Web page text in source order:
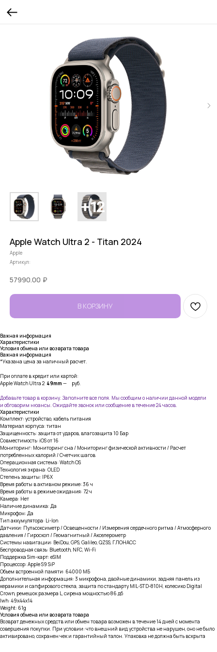
Apple Watch Ultra 2 - Titan 2024
Apple
Артикул:
57990.00 ₽
В КОРЗИНУ
Важная информация
Характеристики
Условия обмена или возврата товара
Важная информация
*Указана цена за наличный расчет.
При оплате в кредит или картой:
Apple Watch Ultra 2 49mm — руб.
Добавьте товар в корзину. Заполните все поля. Мы сообщим о наличии данной модели
и обговорим нюансы. Ожидайте звонок или сообщение в течение 24 часов.
Характеристики
Комплект: устройство, кабель питания
Материал корпуса: титан
Защищенность: защита от ударов, влагозащита 10 Бар
Совместимость: iOS от 16
Мониторинг: Мониторинг сна / Мониторинг физической активности / Расчет
потребленных калорий / Счетчик шагов
Операционная система: Watch OS
Технология экрана: OLED
Степень защиты: IP6X
Время работы в активном режиме: 36 ч
Время работы в режиме ожидания: 72 ч
Камера: Нет
Наличие динамика: Да
Микрофон: Да
Тип аккумулятора: Li-Ion
Датчики: Пульсоксиметр / Освещенности / Измерения сердечного ритма / Атмосферного
давления / Гироскоп / Геомагнитный / Акселерометр
Системы навигации: BeiDou, GPS, Galileo, QZSS, ГЛОНАСС
Беспроводная связь: Bluetooth, NFC, Wi-Fi
Поддержка Sim-карт: eSIM
Процессор: Apple S9 SiP
Объем встроенной памяти: 64000 МБ
Дополнительная информация: 3 микрофона, двойные динамики, задняя панель из
керамики и сапфирового стекла, защита по стандарту MIL-STD-810Н, колесико Digital
Crown, ремешок размера L, сирена мощностью 86 дб
lwh: 49x44x14
Weight: 61g
Условия обмена или возврата товара
Возврат денежных средств или обмен товара возможен в течение 14 дней с момента
совершения покупки. При условии: что внешний вид устройства не нарушен, оно не было
активировано, сохранен чек и гарантийный талон. Упаковка не должна быть вскрыта